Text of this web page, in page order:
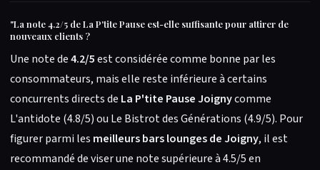
"La note 4.2/5 de La P'tite Pause est-elle suffisante pour attirer de
nouveaux clients ?
Une note de4.2/5est considérée comme bonne par les
consommateurs, mais elle reste inférieure à certains
concurrents directs de La P'tite Pause Joignycomme
L'antidote (4.8/5) ou Le Bistrot des Générations (4.9/5). Pour
figurer parmi les meilleurs bars lounges de Joigny, il est
recommandé de viser une note supérieure à 4.5/5 en